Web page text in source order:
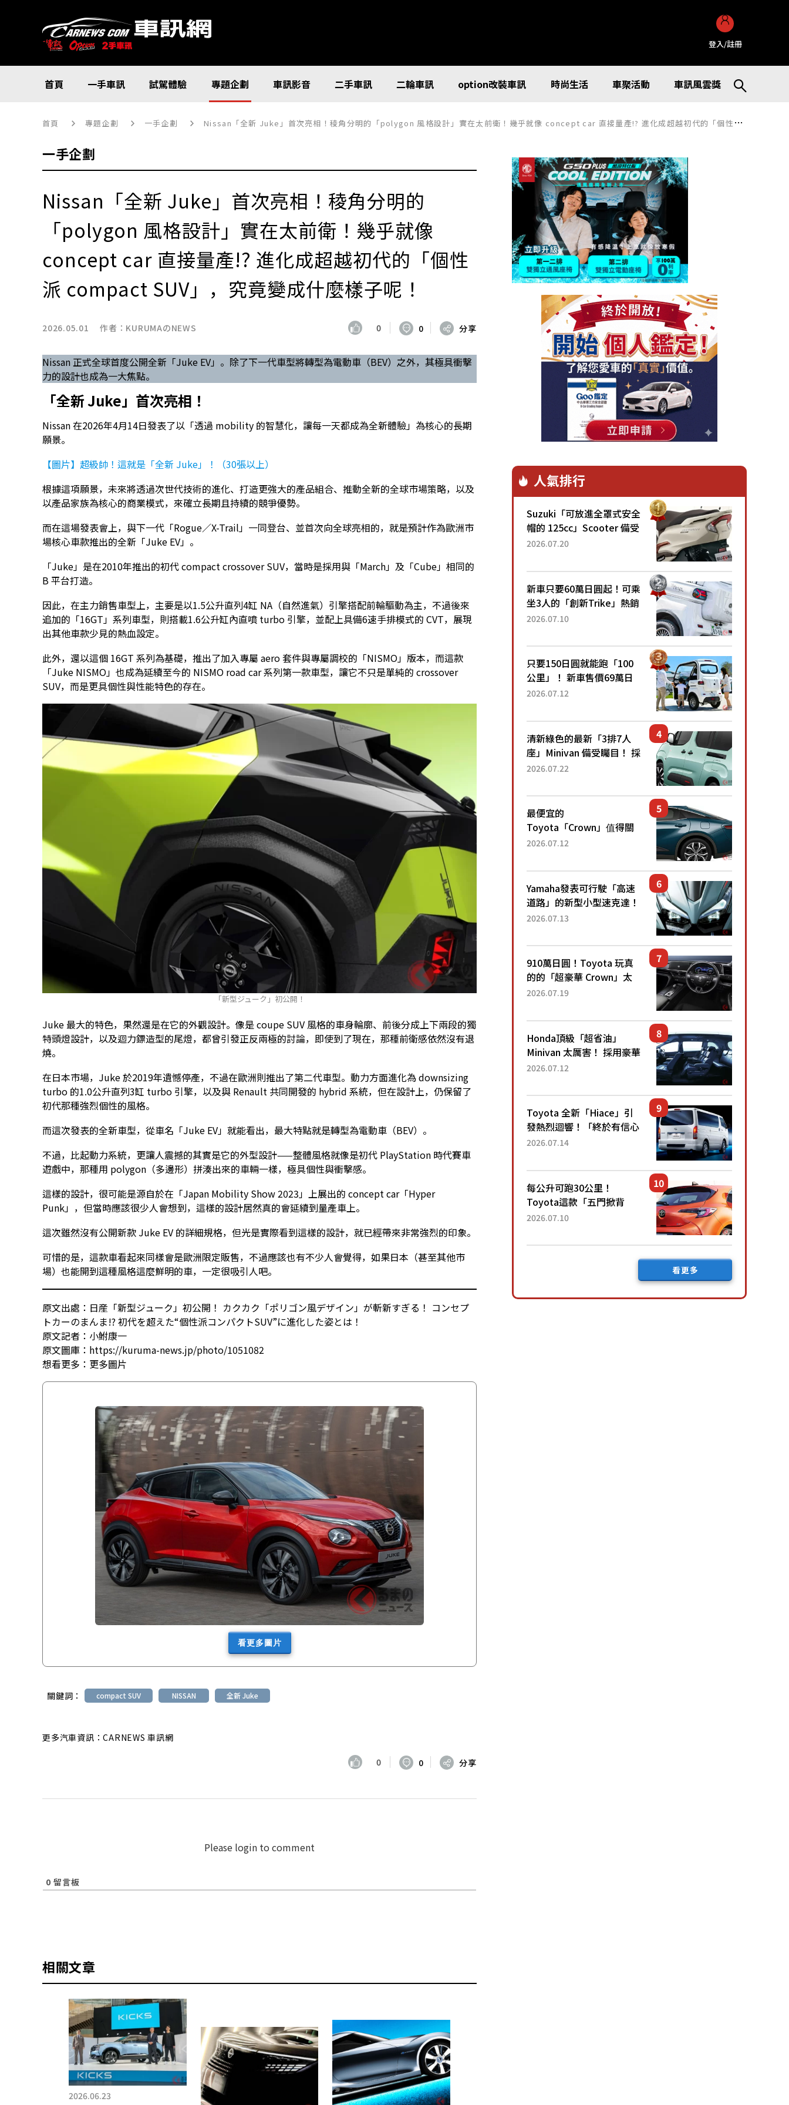
登入/註冊
首頁 一手車訊 試駕體驗 專題企劃 車訊影音 二手車訊 二輪車訊 option改裝車訊 時尚生活 車聚活動 車訊風雲獎
首頁 專題企劃 一手企劃 Nissan「全新 Juke」首次亮相！稜角分明的「polygon 風格設計」實在太前衛！幾乎就像 concept car 直接量產!? 進化成超越初代的「個性派 compact SUV」，究竟變成什麼樣子呢！
一手企劃
Nissan「全新 Juke」首次亮相！稜角分明的
「polygon 風格設計」實在太前衛！幾乎就像
concept car 直接量產!? 進化成超越初代的「個性
派 compact SUV」，究竟變成什麼樣子呢！
2026.05.01 作者： KURUMAのNEWS 0 0 分享
Nissan 正式全球首度公開全新「Juke EV」。除了下一代車型將轉型為電動車（BEV）之外，其極具衝擊
力的設計也成為一大焦點。
「全新 Juke」首次亮相！
Nissan 在2026年4月14日發表了以「透過 mobility 的智慧化，讓每一天都成為全新體驗」為核心的長期
願景。
【圖片】超級帥！這就是「全新 Juke」！（30張以上）
根據這項願景，未來將透過次世代技術的進化、打造更強大的產品組合、推動全新的全球市場策略，以及
以產品家族為核心的商業模式，來確立長期且持續的競爭優勢。
而在這場發表會上，與下一代「Rogue／X-Trail」一同登台、並首次向全球亮相的，就是預計作為歐洲市
場核心車款推出的全新「Juke EV」。
「Juke」是在2010年推出的初代 compact crossover SUV，當時是採用與「March」及「Cube」相同的
B 平台打造。
因此，在主力銷售車型上，主要是以1.5公升直列4缸 NA（自然進氣）引擎搭配前輪驅動為主，不過後來
追加的「16GT」系列車型，則搭載1.6公升缸內直噴 turbo 引擎，並配上具備6速手排模式的 CVT，展現
出其他車款少見的熱血設定。
此外，還以這個 16GT 系列為基礎，推出了加入專屬 aero 套件與專屬調校的「NISMO」版本，而這款
「Juke NISMO」也成為延續至今的 NISMO road car 系列第一款車型，讓它不只是單純的 crossover
SUV，而是更具個性與性能特色的存在。
「新型ジューク」初公開！
Juke 最大的特色，果然還是在它的外觀設計。像是 coupe SUV 風格的車身輪廓、前後分成上下兩段的獨
特頭燈設計，以及迴力鏢造型的尾燈，都曾引發正反兩極的討論，即使到了現在，那種前衛感依然沒有退
燒。
在日本市場，Juke 於2019年遺憾停產，不過在歐洲則推出了第二代車型。動力方面進化為 downsizing
turbo 的1.0公升直列3缸 turbo 引擎，以及與 Renault 共同開發的 hybrid 系統，但在設計上，仍保留了
初代那種強烈個性的風格。
而這次發表的全新車型，從車名「Juke EV」就能看出，最大特點就是轉型為電動車（BEV）。
不過，比起動力系統，更讓人震撼的其實是它的外型設計——整體風格就像是初代 PlayStation 時代賽車
遊戲中，那種用 polygon（多邊形）拼湊出來的車輛一樣，極具個性與衝擊感。
這樣的設計，很可能是源自於在「Japan Mobility Show 2023」上展出的 concept car「Hyper
Punk」，但當時應該很少人會想到，這樣的設計居然真的會延續到量產車上。
這次雖然沒有公開新款 Juke EV 的詳細規格，但光是實際看到這樣的設計，就已經帶來非常強烈的印象。
可惜的是，這款車看起來同樣會是歐洲限定販售，不過應該也有不少人會覺得，如果日本（甚至其他市
場）也能開到這種風格這麼鮮明的車，一定很吸引人吧。
原文出處：日産「新型ジューク」初公開！ カクカク「ポリゴン風デザイン」が斬新すぎる！ コンセプ
トカーのまんま!? 初代を超えた“個性派コンパクトSUV”に進化した姿とは！
原文記者：小鮒康一
原文圖庫：https://kuruma-news.jp/photo/1051082
想看更多： 更多圖片
看更多圖片
關鍵詞： compact SUV NISSAN 全新 Juke
更多汽車資訊：CARNEWS 車訊網
0 0 分享
Please login to comment
0 留言板
相關文章
2026.06.23
人氣排行
Suzuki「可放進全罩式安全
帽的 125cc」Scooter 備受
矚目！採用全新流線設計與
已陸續開始出口的新款
「B...
2026.07.20
新車只要60萬日圓起！可乘
坐3人的「創新Trike」熱銷
大賣成為人氣車款！「養車
日圓就能跑100公里」「小
朋友坐得...
2026.07.10
只要150日圓就能跑「100
公里」！ 新車售價69萬日
圓的「3人座」Trike大受歡
為何能迅速熱賣？
2026.07.12
清新綠色的最新「3排7人
座」Minivan 備受矚目！ 採
用全長4.7公尺剛剛好的車
還推出467萬元日圓起的5
人座版...
2026.07.22
最便宜的
Toyota「Crown」值得關
注！ 搭載4WD、每公升
眼！ 配備豐富、超越售價
水準，堪稱高CP值代表的
「...
2026.07.12
Yamaha發表可行駛「高速
道路」的新型小型速克達！
搭載能享受超強勁「渦輪
高階「Super Sport」車款
相同的...
2026.07.13
910萬日圓！Toyota 玩真
的的「超豪華 Crown」太
厲害了！採用由「匠人技
運動化「底盤設定」！還配
備專屬豪華...
2026.07.19
Honda頂級「超省油」
Minivan 太厲害！ 採用豪華
「真皮座椅」與專屬「黑色
公里，兼具優異節能表現與
舒適「三...
2026.07.12
Toyota 全新「Hiace」引
發熱烈迴響！「終於有信心
下訂了！」「哪個等級交車
後竟然還要等「超過半年」
才能交車？...
2026.07.14
每公升可跑30公里！
Toyota這款「五門掀背
車」真的很厲害！ 擁有全
尺寸」，配備全面升級！
2026.07.10
看更多